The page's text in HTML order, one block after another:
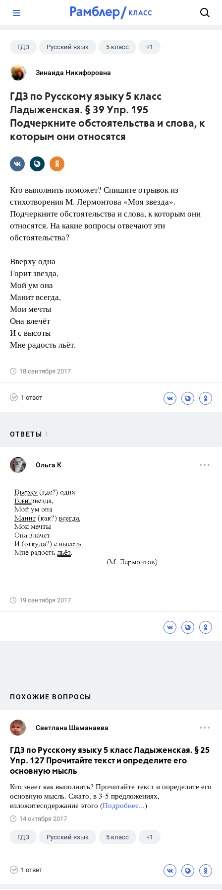
ГДЗ Русский язык 5 класс +1
Ладыженская Т.А.
Зинаида Никифоровна
ГДЗ по Русскому языку 5 класс
Ладыженская. § 39 Упр. 195
Подчеркните обстоятельства и слова, к
которым они относятся
Кто выполнить поможет? Спишите отрывок из
стихотворения М. Лермонтова «Моя звезда».
Подчеркните обстоятельства и слова, к которым они
относятся. На какие вопросы отвечают эти
обстоятельства?
Вверху одна
Горит звезда,
Мой ум она
Манит всегда,
Мои мечты
Она влечёт
И с высоты
Мне радость льёт.
18 сентября 2017
1 ответ
ОТВЕТЫ 1
Ольга К
19 сентября 2017
ПОХОЖИЕ ВОПРОСЫ
Светлана Шаманаева
ГДЗ по Русскому языку 5 класс Ладыженская. § 25
Упр. 127 Прочитайте текст и определите его
основную мысль
Кто знает как выполнить? Прочитайте текст и определите его
основную мысль. Сжато, в 3-5 предложениях,
изложитесодержание этого (Подробнее...)
14 октября 2017
ГДЗ Русский язык 5 класс +1
1 ответ